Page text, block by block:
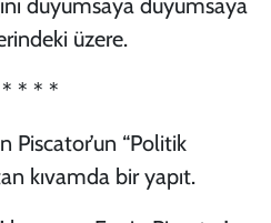
üzere.
* * *
Piscator’un “Politik
kıvamda bir yapıt.